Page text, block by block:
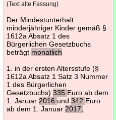
(Text alte Fassung)
Der Mindestunterhalt
minderjähriger Kinder gemäß §
1612a Absatz 1 des
Bürgerlichen Gesetzbuchs
beträgt monatlich
1. in der ersten Altersstufe (§
1612a Absatz 1 Satz 3 Nummer
1 des Bürgerlichen
Gesetzbuchs) 335 Euro ab dem
1. Januar 2016 und 342 Euro
ab dem 1. Januar 2017,